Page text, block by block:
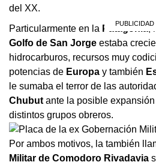
del XX.
Particularmente en la Patagonia,
Golfo de San Jorge estaba
hidrocarburos, recursos muy
potencias de Europa y también
le sumaba el terror de las
Chubut ante la posible
distintos grupos obreros.
Por ambos motivos, la también
Militar de Comodoro Rivadavia